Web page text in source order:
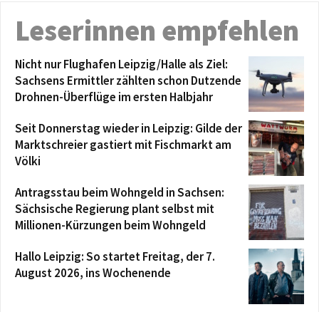
Leserinnen empfehlen
Nicht nur Flughafen Leipzig/Halle als Ziel:
Sachsens Ermittler zählten schon Dutzende
Drohnen-Überflüge im ersten Halbjahr
Seit Donnerstag wieder in Leipzig: Gilde der
Marktschreier gastiert mit Fischmarkt am
Völki
Antragsstau beim Wohngeld in Sachsen:
Sächsische Regierung plant selbst mit
Millionen-Kürzungen beim Wohngeld
Hallo Leipzig: So startet Freitag, der 7.
August 2026, ins Wochenende